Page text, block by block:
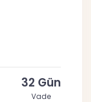
32 Gün
Vade